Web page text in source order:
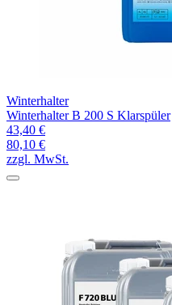
Winterhalter
Winterhalter B 200 S Klarspüler
43,40 €
80,10 €
zzgl. MwSt.